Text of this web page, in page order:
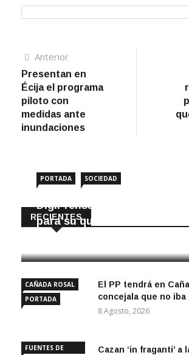
Navegación
de
entradas
AnteriorArtículo
anterior
Presentan en
Écija el programa
piloto con
medidas ante
inundaciones
RECIENTES
PORTADA SOCIEDAD
DigiPrensa selecciona a
para su quiosco mundial
CAÑADA ROSAL
PORTADA
El PP tendrá en
concejala que no
8 Agosto, 2026
FUENTES DE
Cazan ‘in fraganti’ a